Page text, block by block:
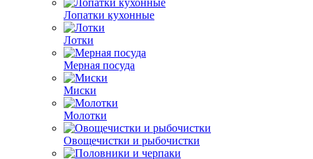
Лопатки кухонные
Лотки
Мерная посуда
Миски
Молотки
Овощечистки и рыбочистки